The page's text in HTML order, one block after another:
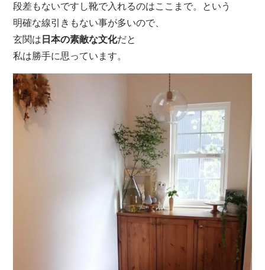
段差もないですし靴で入れるのはここまで。という
明確な線引きもない事が多いので、
玄関は 日本の素敵な文化だと
私は勝手に思っています。